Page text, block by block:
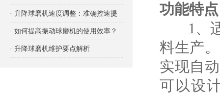
· 升降球磨机速度调整：准确控速提
效的关键
· 如何提高振动球磨机的使用效率？
· 升降球磨机维护要点解析
功能特点
1、适
料生产
实现自
可以设